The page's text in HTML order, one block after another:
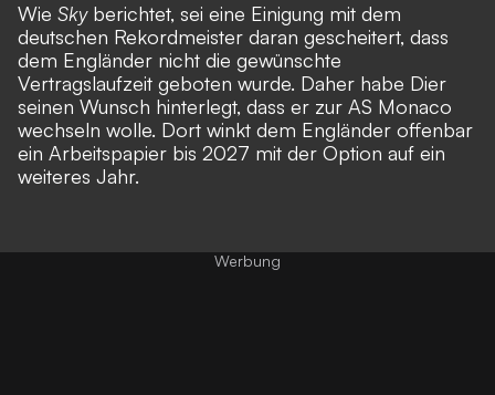
Wie Skyberichtet, sei eine Einigung mit dem
deutschen Rekordmeister daran gescheitert, dass
dem Engländer nicht die gewünschte
Vertragslaufzeit geboten wurde. Daher habe Dier
seinen Wunsch hinterlegt, dass er zur AS Monaco
wechseln wolle. Dort winkt dem Engländer offenbar
ein Arbeitspapier bis 2027 mit der Option auf ein
weiteres Jahr.
Werbung